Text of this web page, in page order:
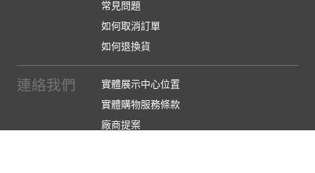
常見問題
如何取消訂單
如何退換貨
連絡我們
實體展示中心位置
實體購物服務條款
廠商提案